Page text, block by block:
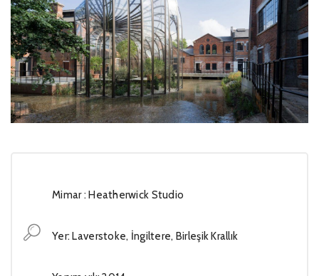
Mimar : Heatherwick Studio
Yer: Laverstoke, İngiltere, Birleşik Krallık